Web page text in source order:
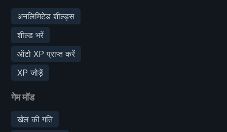
अनलिमिटेड शील्ड्स
शील्ड भरें
ऑटो XP प्राप्त करें
XP जोड़ें
गेम मॉड
खेल की गति